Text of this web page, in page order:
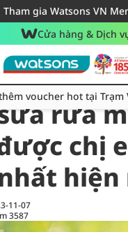
Tham gia Watsons VN
phí giao hàng cho đơn
nhanh 24h - Áp dụng khu
Cửa hàng & Dịch
Thu thập thêm voucher hot tại Trạm Voucher
voucher hot tại Trạm
rửa
chị
hiện
11-07
3587